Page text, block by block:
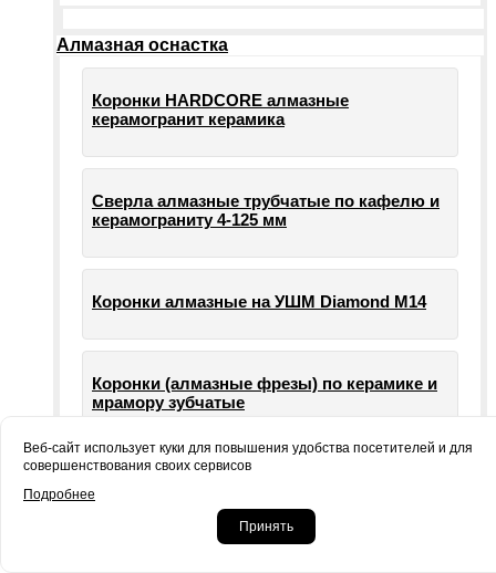
Алмазная оснастка
Коронки HARDCORE алмазные
керамогранит керамика
Сверла алмазные трубчатые по кафелю и
керамограниту 4-125 мм
Коронки алмазные на УШМ Diamond М14
Коронки (алмазные фрезы) по керамике и
мрамору зубчатые
машин УШМ болгарки
Веб-сайт использует куки для повышения удобства посетителей и для
совершенствования своих сервисов
Подробнее
Принять